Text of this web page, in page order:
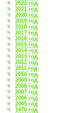
2022 год
2021 год
2020 год
2019 год
2018 год
2017 год
2016 год
2015 год
2014 год
2013 год
2012 год
2011 год
2010 год
2009 год
2008 год
2007 год
2006 год
2005 год
1970 год